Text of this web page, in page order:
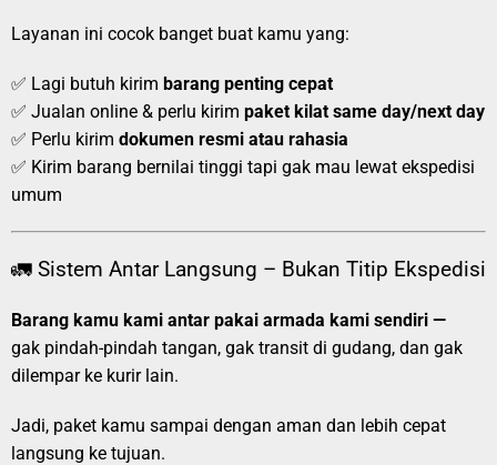
Layanan ini cocok banget buat kamu yang:
✅ Lagi butuh kirim barang penting cepat
✅ Jualan online & perlu kirim paket kilat same day/next day
✅ Perlu kirim dokumen resmi atau rahasia
✅ Kirim barang bernilai tinggi tapi gak mau lewat ekspedisi
umum
🚛 Sistem Antar Langsung – Bukan Titip Ekspedisi
Barang kamu kami antar pakai armada kami sendiri —
gak pindah-pindah tangan, gak transit di gudang, dan gak
dilempar ke kurir lain.
Jadi, paket kamu sampai dengan aman dan lebih cepat
langsung ke tujuan.